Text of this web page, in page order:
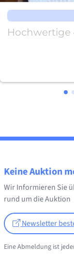
Hochwertige
Keine Auktion
Wir Informieren Sie
rund um die Auktion
Newsletter
Eine Abmeldung ist